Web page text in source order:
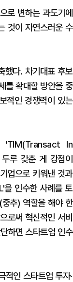
로 변하는 과도기에
것이 자연스러운 수
했다. 차기대표 후보
를 확대할 방안을 중
적인 경쟁력이 있는
'TIM(Transact In
루 갖춘 게 강점이
업으로 키워낸 것과
을 인수한 사례를 토
추) 역할을 해야 한
로써 혁신적인 서비
하면 스타트업 인수
적인 스타트업 투자·